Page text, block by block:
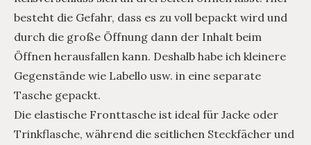
besteht die Gefahr, dass es zu voll bepackt wird und
durch die große Öffnung dann der Inhalt beim
Öffnen herausfallen kann. Deshalb habe ich kleinere
Gegenstände wie Labello usw. in eine separate
Tasche gepackt.
Die elastische Fronttasche ist ideal für Jacke oder
Trinkflasche, während die seitlichen Steckfächer und